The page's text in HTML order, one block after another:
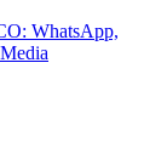
WhatsApp,